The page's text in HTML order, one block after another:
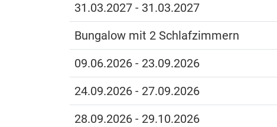
31.03.2027 - 31.03.2027
Bungalow mit 2 Schlafzimmern
09.06.2026 - 23.09.2026
24.09.2026 - 27.09.2026
28.09.2026 - 29.10.2026